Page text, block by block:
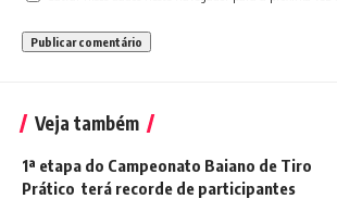
Veja também
1ª etapa do Campeonato Baiano de Tiro
Prático terá recorde de participantes